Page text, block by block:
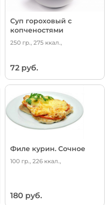
Суп гороховый с
копченостями
250 гр., 275 ккал.,
72 руб.
Филе курин. Сочное
100 гр., 226 ккал.,
180 руб.